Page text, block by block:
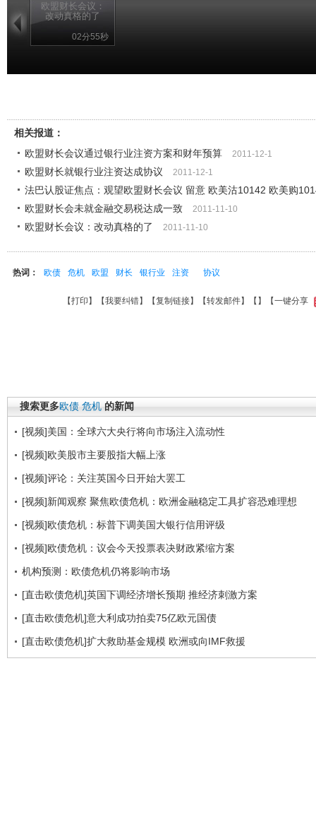
欧盟财长会议：
改动真格的了
02分55秒
相关报道：
欧盟财长会议通过银行业注资方案和财年预算
2011-12-1
欧盟财长就银行业注资达成协议 2011-12-1
法巴认股证焦点：观望欧盟财长会议 留意 欧美沽10142 欧美购
欧盟财长会未就金融交易税达成一致
2011-11-10
欧盟财长会议：改动真格的了 2011-11-10
热词： 欧债 危机 欧盟 财长 银行业 注资 协议
【打印 】【我要纠错】【复制链接】【转发邮件】【 】 【一键分享
搜索更多欧债 危机 的新闻
[视频]美国：全球六大央行将向市场注入流动性
[视频]欧美股市主要股指大幅上涨
[视频]评论：关注英国今日开始大罢工
[视频]新闻观察 聚焦欧债危机：欧洲金融稳定工具扩容恐难理想
[视频]欧债危机：标普下调美国大银行信用评级
[视频]欧债危机：议会今天投票表决财政紧缩方案
机构预测：欧债危机仍将影响市场
[直击欧债危机]英国下调经济增长预期 推经济刺激方案
[直击欧债危机]意大利成功拍卖75亿欧元国债
[直击欧债危机]扩大救助基金规模 欧洲或向IMF救援